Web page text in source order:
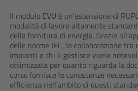
Il modulo EVU è un’estensione di
modalità di lavoro altamente
della fornitura di energia. Grazie
delle norme IEC, la collaborazione tra
impianti e chi li gestisce viene
ottimizzata per quanto riguarda la
corso fornisce le conoscenze
efficienza nell’ambito di questi